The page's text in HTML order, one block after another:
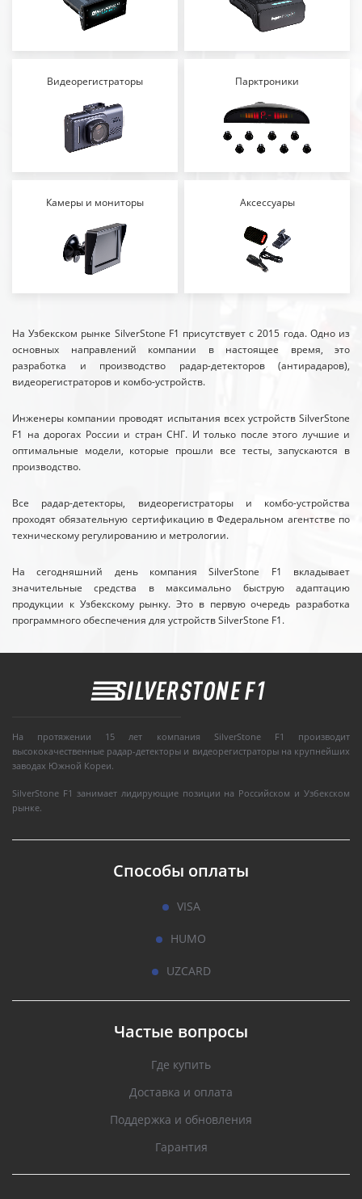
Видеорегистраторы Парктроники
Камеры и мониторы Аксессуары
На Узбекском рынке SilverStone F1 присутствует с 2015 года. Одно из
основных направлений компании в настоящее время, это
разработка и производство радар-детекторов (антирадаров),
видеорегистраторов и комбо-устройств.
Инженеры компании проводят испытания всех устройств SilverStone
F1 на дорогах России и стран СНГ. И только после этого лучшие и
оптимальные модели, которые прошли все тесты, запускаются в
производство.
Все радар-детекторы, видеорегистраторы и комбо-устройства
проходят обязательную сертификацию в Федеральном агентстве по
техническому регулированию и метрологии.
На сегодняшний день компания SilverStone F1 вкладывает
значительные средства в максимально быструю адаптацию
продукции к Узбекскому рынку. Это в первую очередь разработка
программного обеспечения для устройств SilverStone F1.
На протяжении 15 лет компания SilverStone F1 производит
высококачественные радар-детекторы и видеорегистраторы на крупнейших
заводах Южной Кореи.
SilverStone F1 занимает лидирующие позиции на Российском и Узбекском
рынке.
Способы оплаты
VISA
HUMO
UZCARD
Частые вопросы
Где купить
Доставка и оплата
Поддержка и обновления
Гарантия